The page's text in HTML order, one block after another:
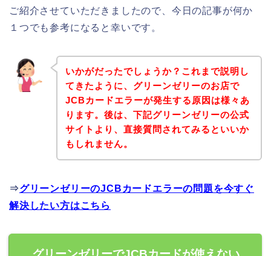
ご紹介させていただきましたので、今日の記事が何か
１つでも参考になると幸いです。
いかがだったでしょうか？これまで説明し
てきたように、グリーンゼリーのお店で
JCBカードエラーが発生する原因は様々あ
ります。後は、下記グリーンゼリーの公式
サイトより、直接質問されてみるといいか
もしれません。
⇒グリーンゼリーのJCBカードエラーの問題を今すぐ
解決したい方はこちら